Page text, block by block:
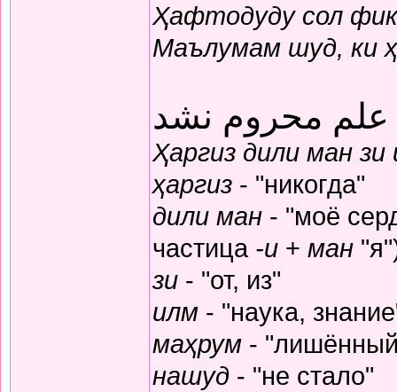
Ҳафтодуду сол
Маълумам шуд, ки
محروم نشد
Ҳаргиз дили ман
ҳаргиз - "никогда"
дили ман - "моё
частица -и + ман
зи - "от, из"
илм - "наука,
маҳрум -
нашуд - "не стало"